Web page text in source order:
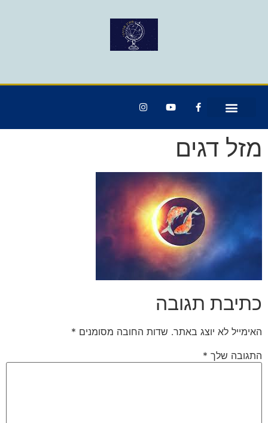
מזל דגים
כתיבת תגובה
האימייל לא יוצג באתר. שדות החובה מסומנים *
התגובה שלך *